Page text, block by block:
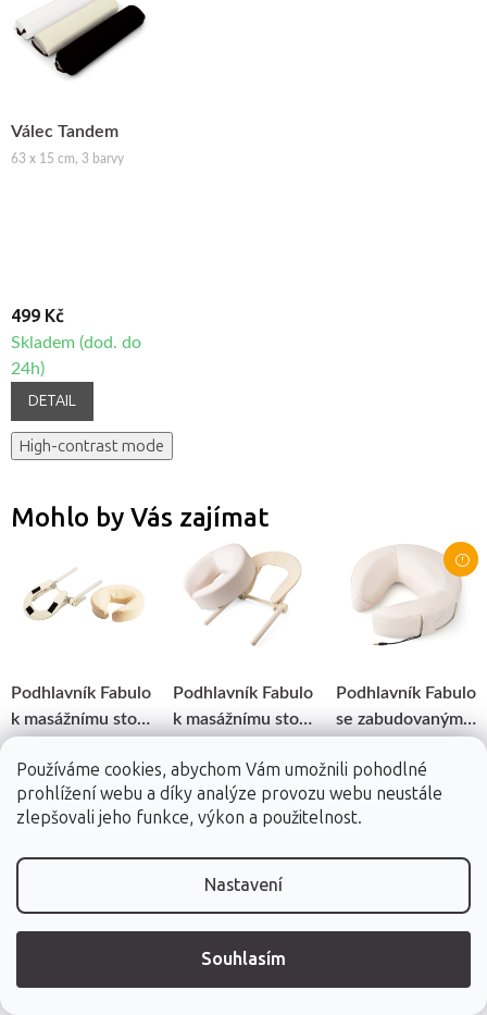
Používáme cookies, abychom Vám umožnili pohodlné
prohlížení webu a díky analýze provozu webu neustále
zlepšovali jeho funkce, výkon a použitelnost.
Nastavení
Souhlasím
Válec Tandem
63 x 15 cm, 3 barvy
499 Kč
Skladem (dod. do
24h)
DETAIL
High-contrast mode
Mohlo by Vás zajímat
Podhlavník Fabulo
k masážnímu stolu
krémová
Skladem (dod. do
24h)
Podhlavník Fabulo
k masážnímu stolu
krémová
1 180 Kč
24h)
Do košíku
Podhlavník Fabulo
se zabudovaným
24h)